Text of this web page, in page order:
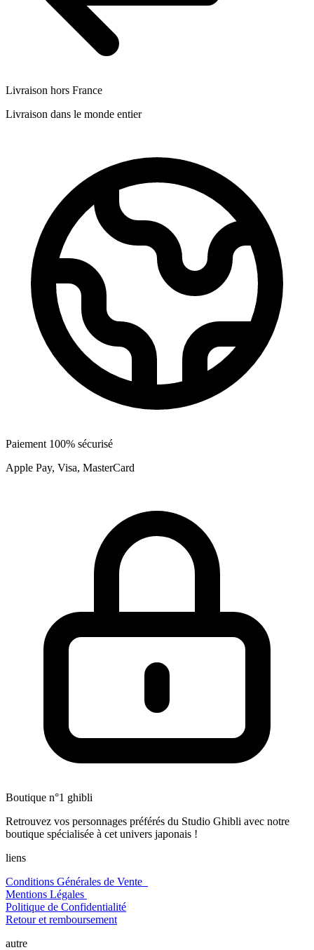
Livraison hors France
Livraison dans le monde entier
Paiement 100% sécurisé
Apple Pay, Visa, MasterCard
Boutique n°1 ghibli
Retrouvez vos personnages préférés du Studio Ghibli avec notre
boutique spécialisée à cet univers japonais !
liens
Conditions Générales de Vente
Mentions Légales
Politique de Confidentialité
Retour et remboursement
autre